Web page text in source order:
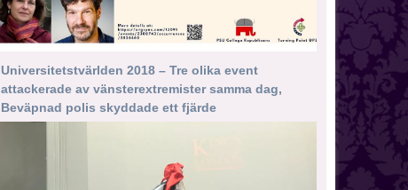
Universitetstvärlden 2018 – Tre olika event
attackerade av vänsterextremister samma dag,
Beväpnad polis skyddade ett fjärde